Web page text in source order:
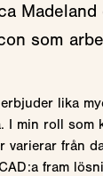
som
lika
I min roll som
varierar från
fram